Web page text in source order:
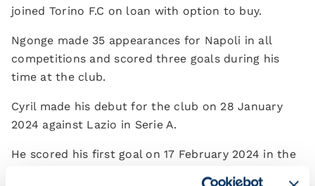
joined Torino F.C on loan with option to buy.
Ngonge made 35 appearances for Napoli in all
competitions and scored three goals during his
time at the club.
Cyril made his debut for the club on 28 January
2024 against Lazio in Serie A.
He scored his first goal on 17 February 2024 in the